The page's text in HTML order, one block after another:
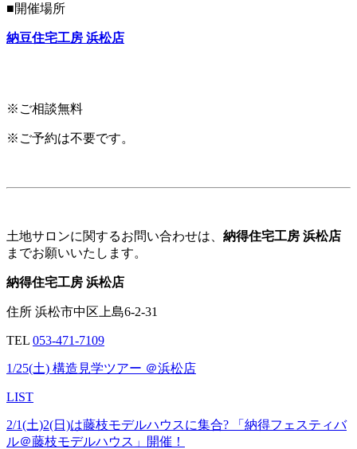
■開催場所
納豆住宅工房 浜松店
※ご相談無料
※ご予約は不要です。
土地サロンに関するお問い合わせは、 納得住宅工房 浜松店
までお願いいたします。
納得住宅工房 浜松店
住所 浜松市中区上島6-2-31
TEL 053-471-7109
1/25(土) 構造見学ツアー ＠浜松店
LIST
2/1(土)2(日)は藤枝モデルハウスに集合? 「納得フェスティバ
ル＠藤枝モデルハウス」開催！